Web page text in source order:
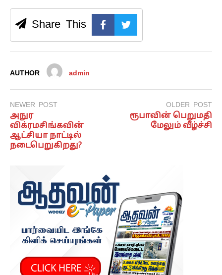
Share This
AUTHOR admin
NEWER POST
அநுர
விக்ரமசிங்கவின்
ஆட்சியா நாட்டில்
நடைபெறுகிறது?
OLDER POST
ரூபாவின் பெறுமதி
மேலும் வீழ்ச்சி